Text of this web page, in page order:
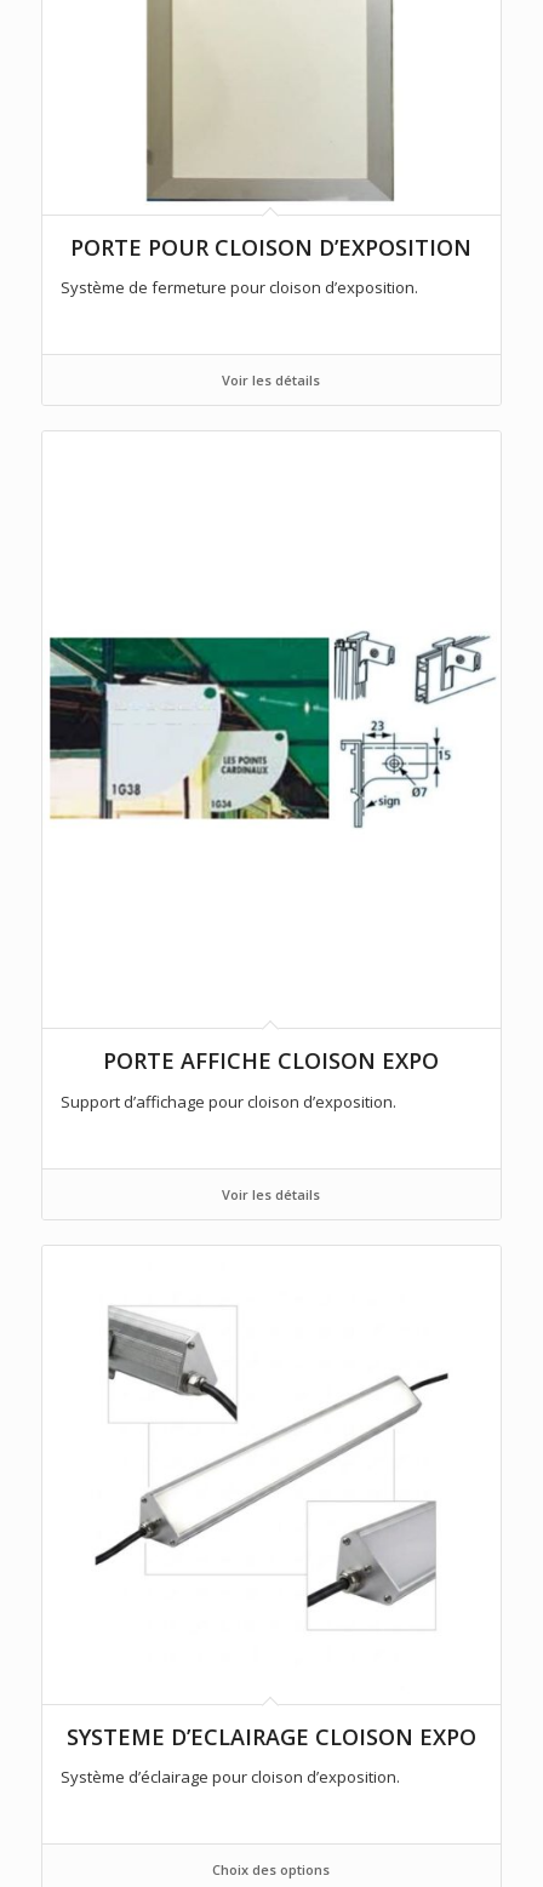
PORTE POUR CLOISON D’EXPOSITION
Système de fermeture pour cloison d’exposition.
Voir les détails
PORTE AFFICHE CLOISON EXPO
Support d’affichage pour cloison d’exposition.
Voir les détails
SYSTEME D’ECLAIRAGE CLOISON EXPO
Système d’éclairage pour cloison d’exposition.
Choix des options